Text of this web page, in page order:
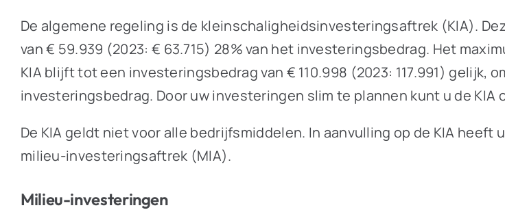
De algemene regeling is de kleinschaligheidsinvesteringsaftrek (KIA).
van € 59.939 (2023: € 63.715) 28% van het investeringsbedrag. Het
KIA blijft tot een investeringsbedrag van € 110.998 (2023: 117.991) gelijk,
investeringsbedrag. Door uw investeringen slim te plannen kunt u de KIA
De KIA geldt niet voor alle bedrijfsmiddelen. In aanvulling op de KIA
milieu-investeringsaftrek (MIA).
Milieu-investeringen